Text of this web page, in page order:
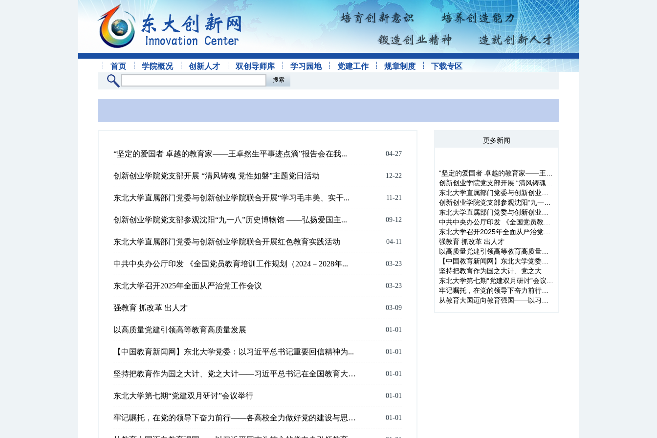
首页 学院概况 创新人才 双创导师库 学习园地 党建工作 规章制度 下载专区
搜索
更多新闻
强教育 抓改革 出人才
“坚定的爱国者 卓越的教育家——王卓然生平事迹点滴”报告会在我... 04-27
创新创业学院党支部开展 “清风铸魂 党性如磐”主题党日活动 12-22
东北大学直属部门党委与创新创业学院联合开展“学习毛丰美、实干... 11-21
创新创业学院党支部参观沈阳“九一八”历史博物馆 ——弘扬爱国主... 09-12
东北大学直属部门党委与创新创业学院联合开展红色教育实践活动 04-11
中共中央办公厅印发 《全国党员教育培训工作规划（2024－2028年... 03-23
东北大学召开2025年全面从严治党工作会议 03-23
强教育 抓改革 出人才 03-09
以高质量党建引领高等教育高质量发展 01-01
【中国教育新闻网】东北大学党委：以习近平总书记重要回信精神为... 01-01
坚持把教育作为国之大计、党之大计——习近平总书记在全国教育大会... 01-01
东北大学第七期“党建双月研讨”会议举行 01-01
牢记嘱托，在党的领导下奋力前行——各高校全力做好党的建设与思想... 01-01